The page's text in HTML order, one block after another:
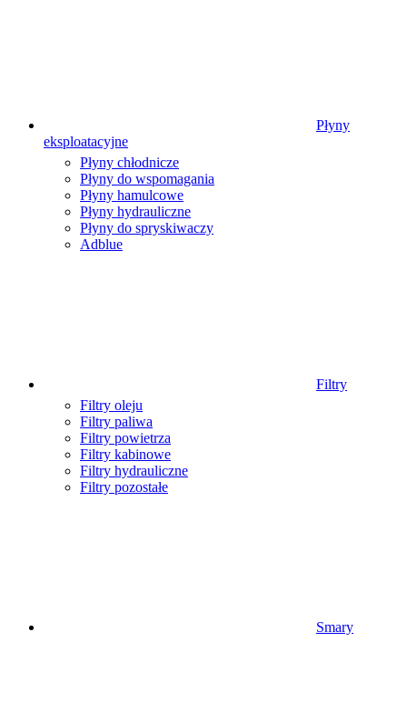
Płyny
eksploatacyjne
Płyny chłodnicze
Płyny do wspomagania
Płyny hamulcowe
Płyny hydrauliczne
Płyny do spryskiwaczy
Adblue
Filtry
Filtry oleju
Filtry paliwa
Filtry powietrza
Filtry kabinowe
Filtry hydrauliczne
Filtry pozostałe
Smary